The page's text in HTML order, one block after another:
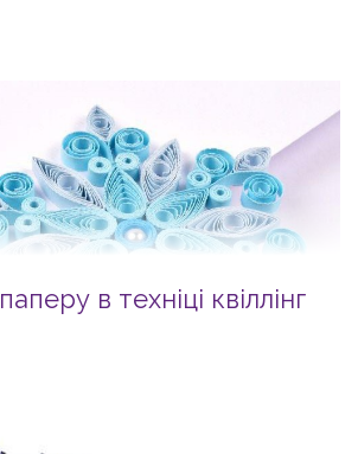
в техніці квіллінг